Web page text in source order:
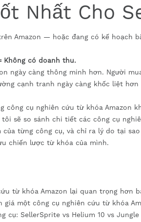
Nhất Cho
Amazon — hoặc đang có kế
Không có doanh thu.
ngày càng thông minh hơn. Người
cạnh tranh ngày càng khốc liệt
công cụ nghiên cứu từ khóa
tôi sẽ so sánh chi tiết các công cụ
từng công cụ, và chỉ ra lý do tại
chiến lược từ khóa của mình.
từ khóa Amazon lại quan trọng hơn
giá một công cụ nghiên cứu từ khóa
cụ: SellerSprite vs Helium 10 vs